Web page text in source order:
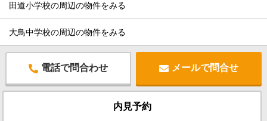
田道小学校の周辺の物件をみる
大鳥中学校の周辺の物件をみる
電話で問合わせ メールで問合せ
内見予約